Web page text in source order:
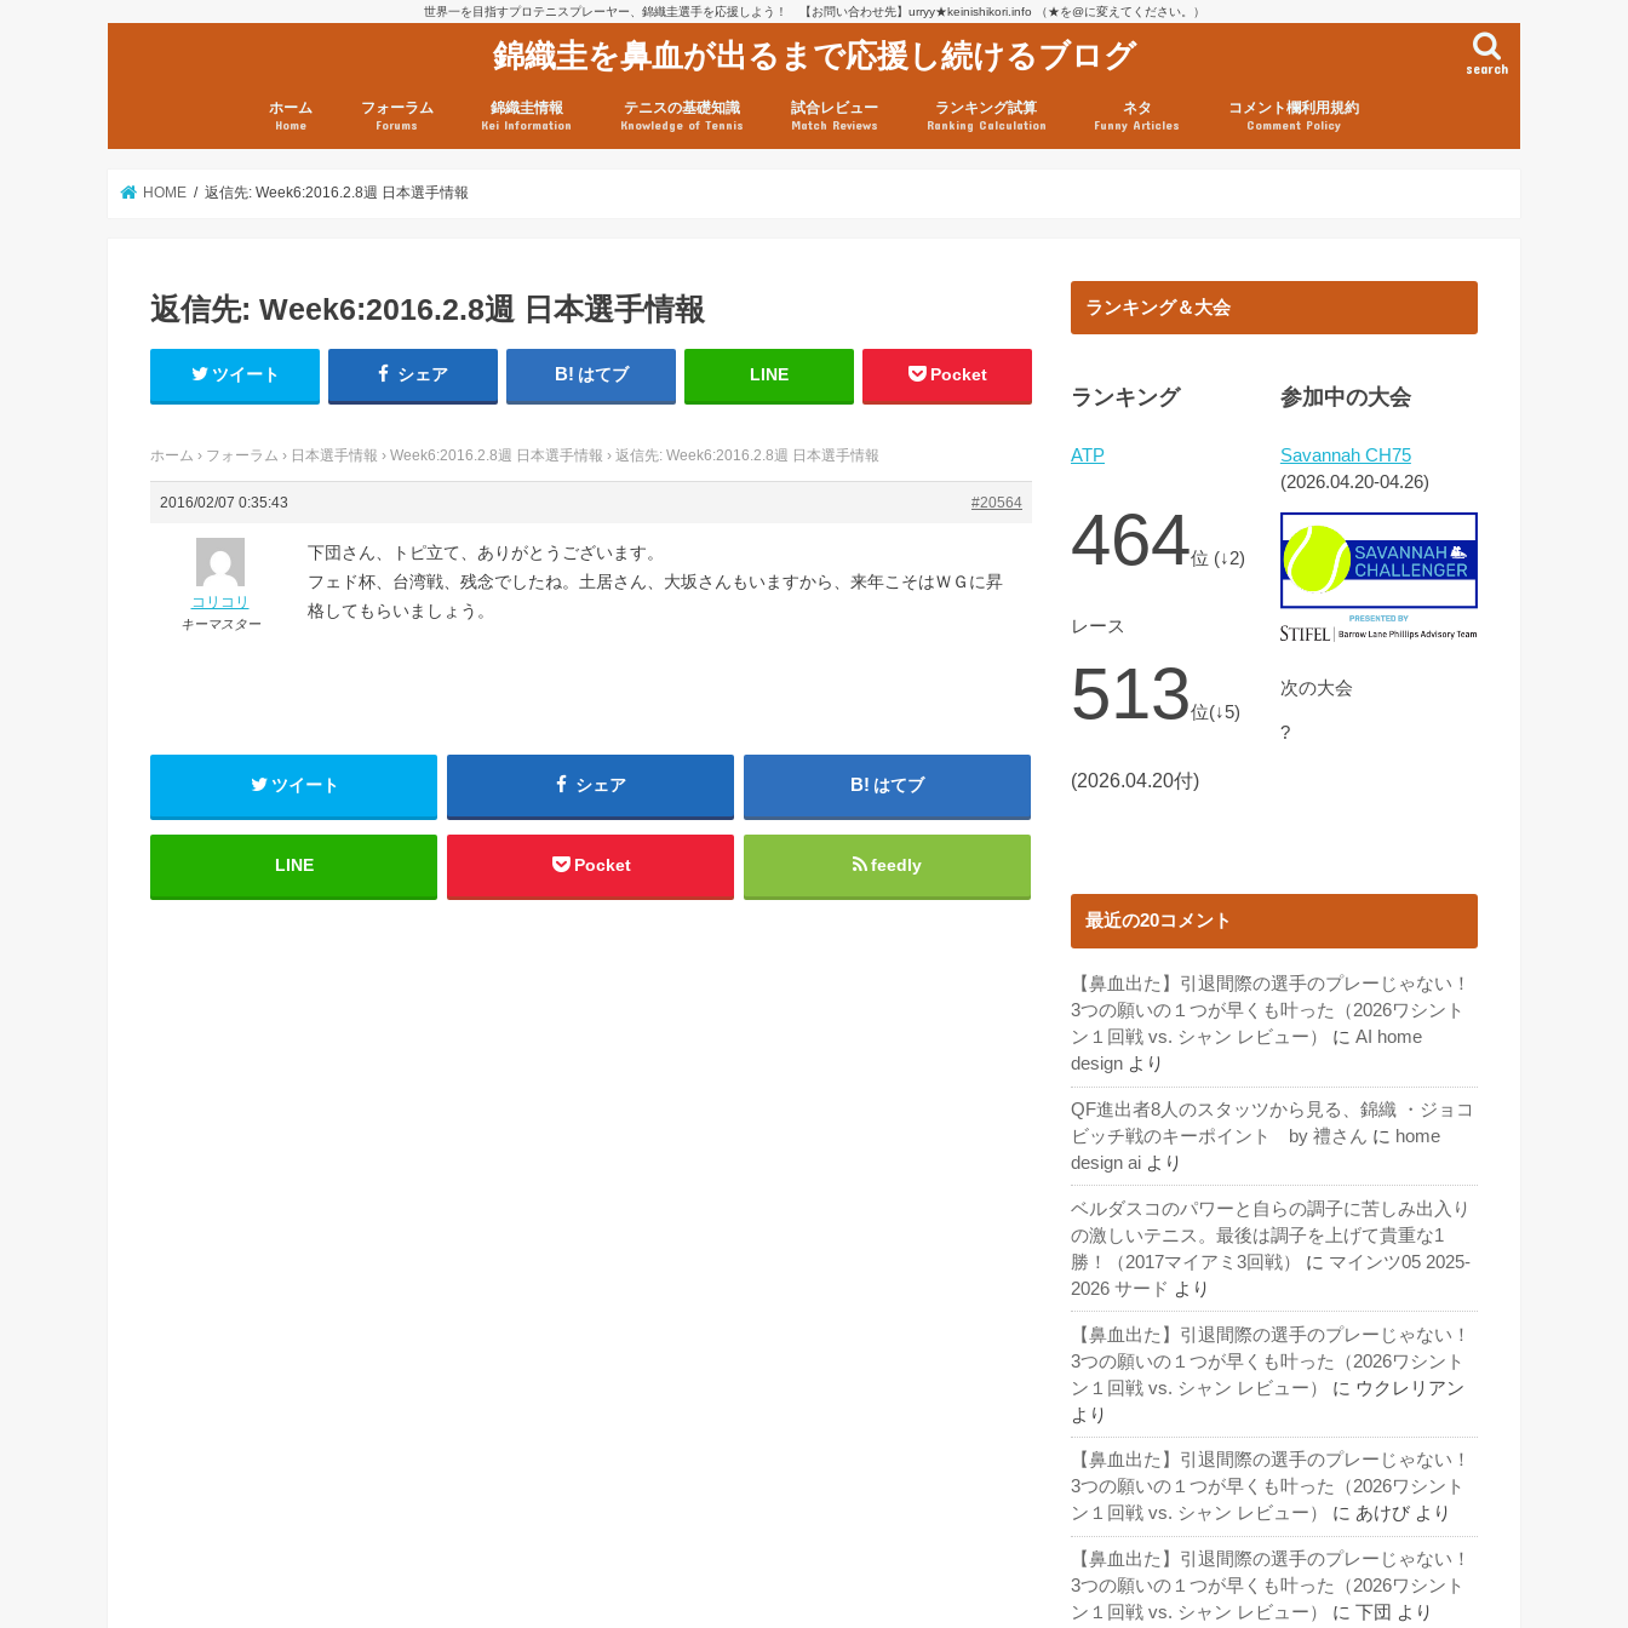
世界一を目指すプロテニスプレーヤー、錦織圭選手を応援しよう！ 【お問い合わせ先】urryy★keinishikori.info （★を@に変えてください。）
錦織圭を鼻血が出るまで応援し続けるブログ search
ホーム
Home
フォーラム
Forums
錦織圭情報
Kei Information
テニスの基礎知識
Knowledge of Tennis
試合レビュー
Match Reviews
ランキング試算
Ranking Calculation
ネタ
Funny Articles
コメント欄利用規約
Comment Policy
HOME 返信先: Week6:2016.2.8週 日本選手情報
返信先: Week6:2016.2.8週 日本選手情報
ツイート シェア はてブ LINE Pocket
ホーム › フォーラム › 日本選手情報 › Week6:2016.2.8週 日本選手情報 › 返信先: Week6:2016.2.8週 日本選手情報
2016/02/07 0:35:43 #20564
コリコリ
キーマスター
下団さん、トピ立て、ありがとうございます。
フェド杯、台湾戦、残念でしたね。土居さん、大坂さんもいますから、来年こそはＷＧに昇
格してもらいましょう。
ツイート シェア はてブ
LINE Pocket feedly
ランキング＆大会
ランキング
ATP
464位 (↓2)
レース
513位(↓5)
(2026.04.20付)
参加中の大会
Savannah CH75
(2026.04.20-04.26)
次の大会
?
最近の20コメント
【鼻血出た】引退間際の選手のプレーじゃない！
3つの願いの１つが早くも叶った（2026ワシント
ン１回戦 vs. シャン レビュー）
に AI home
design より
QF進出者8人のスタッツから見る、錦織 ・ジョコ
ビッチ戦のキーポイント by 禮さん に home
design ai より
ベルダスコのパワーと自らの調子に苦しみ出入り
の激しいテニス。最後は調子を上げて貴重な1
勝！（2017マイアミ3回戦）
に マインツ05 2025-
2026 サード より
【鼻血出た】引退間際の選手のプレーじゃない！
3つの願いの１つが早くも叶った（2026ワシント
ン１回戦 vs. シャン レビュー）
に ウクレリアン
より
【鼻血出た】引退間際の選手のプレーじゃない！
3つの願いの１つが早くも叶った（2026ワシント
ン１回戦 vs. シャン レビュー）
に あけび より
【鼻血出た】引退間際の選手のプレーじゃない！
3つの願いの１つが早くも叶った（2026ワシント
ン１回戦 vs. シャン レビュー）
に 下団 より